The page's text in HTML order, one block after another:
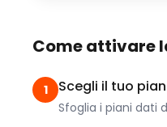
Come attivare
1 Scegli il tuo
Sfoglia i piani dati